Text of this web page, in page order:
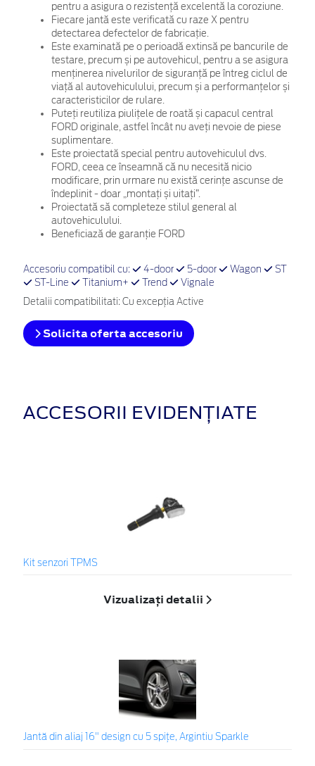
pentru a asigura o rezistență excelentă la coroziune.
Fiecare jantă este verificată cu raze X pentru
detectarea defectelor de fabricație.
Este examinată pe o perioadă extinsă pe bancurile de
testare, precum și pe autovehicul, pentru a se asigura
menținerea nivelurilor de siguranță pe întreg ciclul de
viață al autovehiculului, precum și a performanțelor și
caracteristicilor de rulare.
Puteți reutiliza piulițele de roată și capacul central
FORD originale, astfel încât nu aveți nevoie de piese
suplimentare.
Este proiectată special pentru autovehiculul dvs.
FORD, ceea ce înseamnă că nu necesită nicio
modificare, prin urmare nu există cerințe ascunse de
îndeplinit - doar „montați și uitați”.
Proiectată să completeze stilul general al
autovehiculului.
Beneficiază de garanție FORD
Accesoriu compatibil cu: 4-door 5-door Wagon
ST
ST-Line
Titanium+ Trend Vignale
Detalii compatibilitati: Cu excepția Active
Solicita oferta accesoriu
ACCESORII EVIDENȚIATE
Kit senzori TPMS
Vizualizați detalii
Jantă din aliaj 16" design cu 5 spițe, Argintiu Sparkle